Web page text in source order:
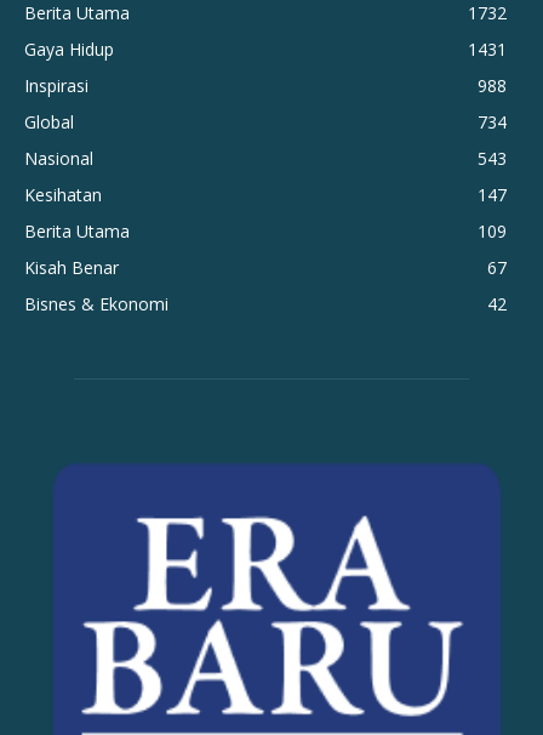
Berita Utama
1732
Gaya Hidup
1431
Inspirasi
988
Global
734
Nasional
543
Kesihatan
147
Berita Utama
109
Kisah Benar
67
Bisnes & Ekonomi
42